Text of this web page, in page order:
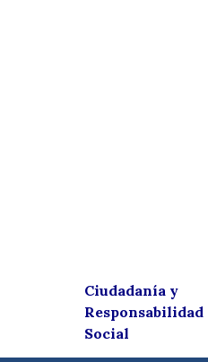
Ciudadanía y
Responsabilidad
Social